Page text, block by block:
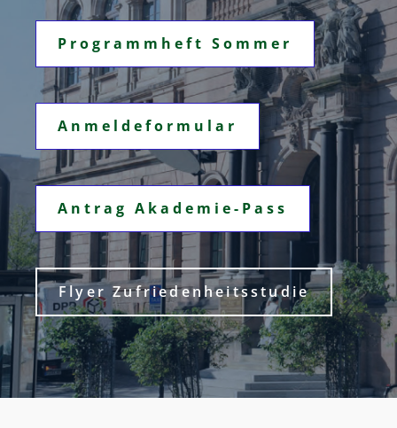
Programmheft Sommer
Anmeldeformular
Antrag Akademie-Pass
Flyer Zufriedenheitsstudie